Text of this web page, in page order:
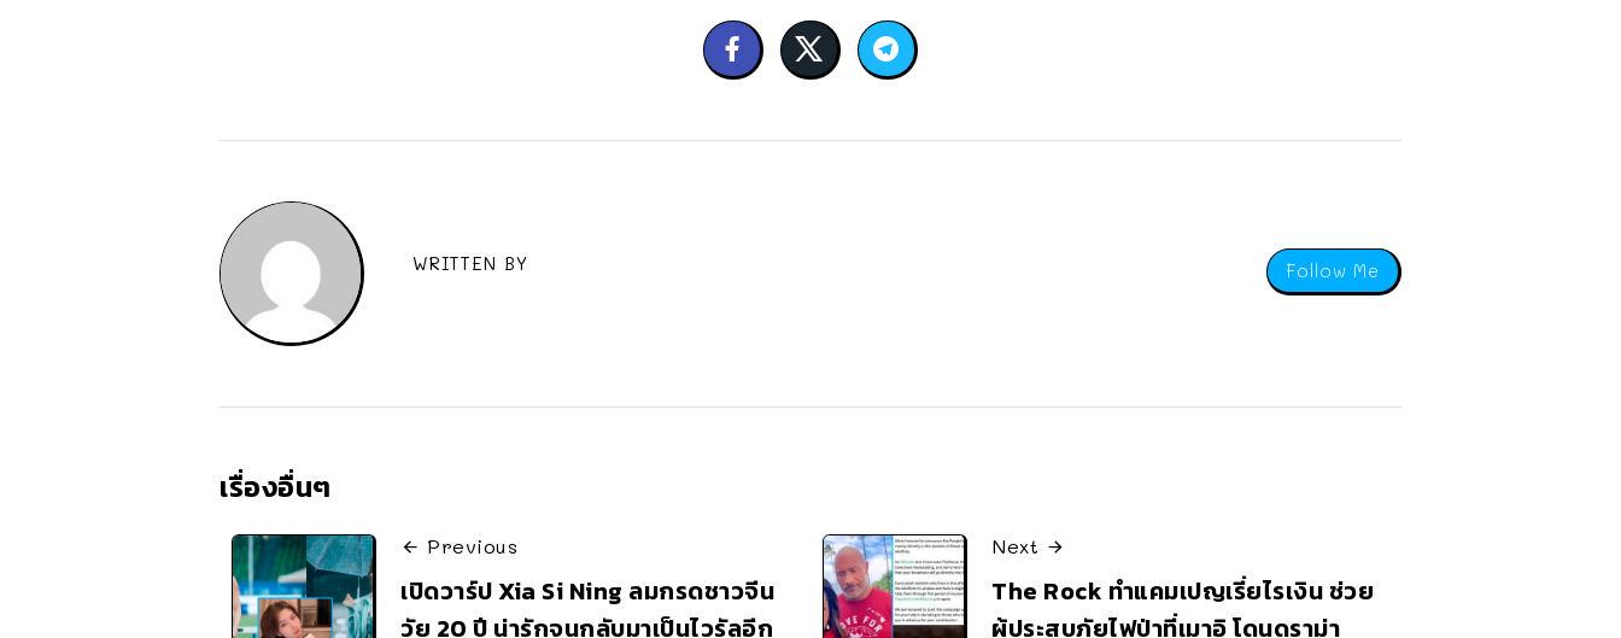
Follow Me
WRITTEN BY
เรื่องอื่นๆ
Previous
เปิดวาร์ป Xia Si Ning ลมกรดชาวจีน
วัย 20 ปี น่ารักจนกลับมาเป็นไวรัลอีก
Next
The Rock ทำแคมเปญเรี่ยไรเงิน ช่วย
ผู้ประสบภัยไฟป่าที่เมาอิ โดนดราม่า